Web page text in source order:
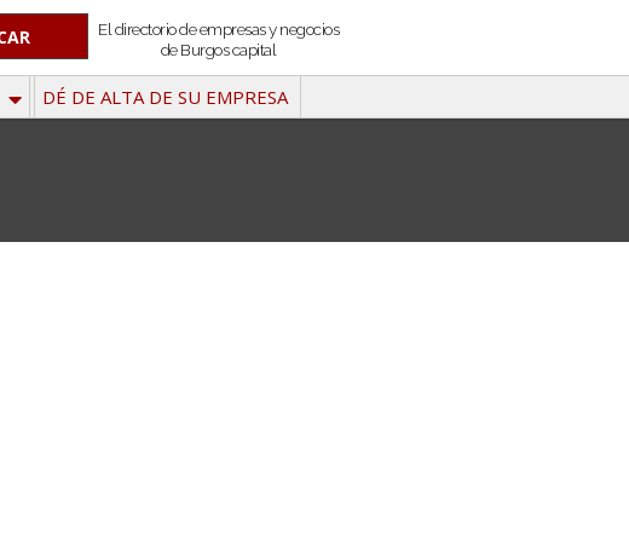
El directorio de empresas y negocios
de Burgos capital
DÉ DE ALTA DE SU EMPRESA